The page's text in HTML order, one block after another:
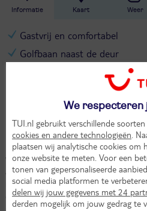
Informatie Kaart Weer
Gastvrij en comfortabel
Golfbaan naast de deur
Clervaux op 5 minuten
Ontdek de Luxemburgse
Gratis naar de wellness
Proef regionale specialiteiten
In het Golf & Country Hotel vlak bij
wordt hier omringd door de rust en
Ardennen. Golfliefhebbers kunnen
naastgelegen 18-holes golfbaan. En
eindeloos ronddwalen door de
met de toepasselijke naam ‘The
We respecteren
TUI.nl gebruikt verschillende soorten
cookies en andere technologieën .
plaatsen wij analytische cookies om
onze website te meten. Voor een
tonen van gepersonaliseerde
social media platformen te
delen wij jouw gegevens met 24
derden mogelijk om jouw gedrag te